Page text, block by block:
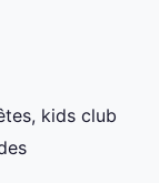
kids club